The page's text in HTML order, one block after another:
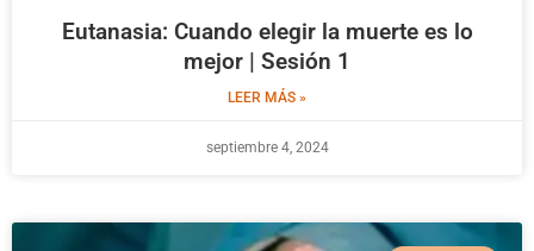
Eutanasia: Cuando elegir la muerte es lo
mejor | Sesión 1
LEER MÁS »
septiembre 4, 2024